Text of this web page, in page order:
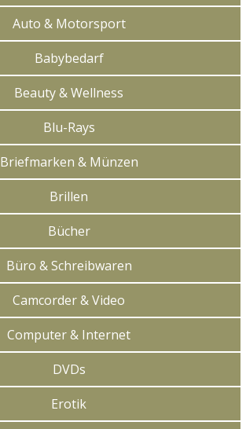
Auto & Motorsport
Babybedarf
Beauty & Wellness
Blu-Rays
Briefmarken & Münzen
Brillen
Bücher
Büro & Schreibwaren
Camcorder & Video
Computer & Internet
DVDs
Erotik